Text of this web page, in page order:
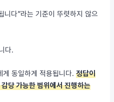
니다”라는 기준이 뚜렷하지 않으
다.
동일하게 적용됩니다. 정답이
당 가능한 범위에서 진행하는